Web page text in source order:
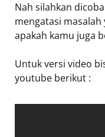
Nah silahkan
mengatasi
apakah kamu juga
Untuk versi video
youtube berikut :